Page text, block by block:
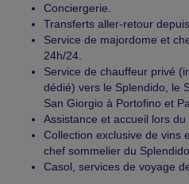
Conciergerie.
Transferts aller-retour
Service de majordome et
24h/24.
Service de chauffeur privé
dédié) vers le Splendido, le
San Giorgio à Portofino et
Assistance et accueil lors du
Collection exclusive de vins
chef sommelier du Splendido.
Casol, services de voyage